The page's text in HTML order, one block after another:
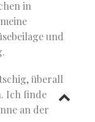
in
und
überall
Ich finde
an der